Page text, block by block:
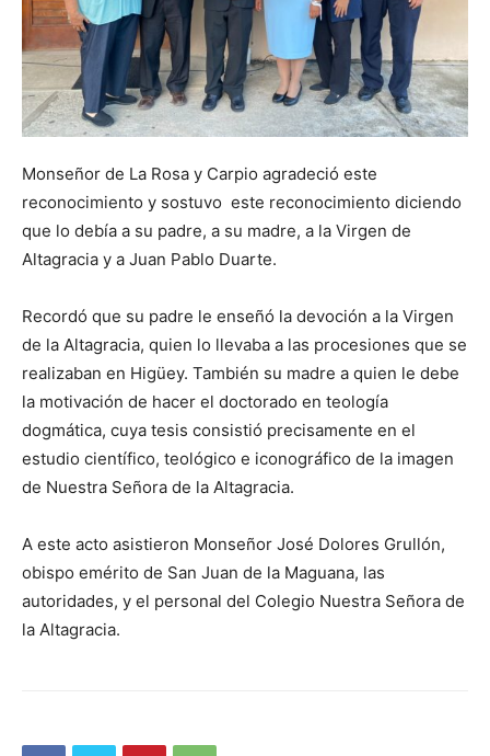
Monseñor de La Rosa y Carpio agradeció este
reconocimiento y sostuvo este reconocimiento diciendo
que lo debía a su padre, a su madre, a la Virgen de
Altagracia y a Juan Pablo Duarte.
Recordó que su padre le enseñó la devoción a la Virgen
de la Altagracia, quien lo llevaba a las procesiones que se
realizaban en Higüey. También su madre a quien le debe
la motivación de hacer el doctorado en teología
dogmática, cuya tesis consistió precisamente en el
estudio científico, teológico e iconográfico de la imagen
de Nuestra Señora de la Altagracia.
A este acto asistieron Monseñor José Dolores Grullón,
obispo emérito de San Juan de la Maguana, las
autoridades, y el personal del Colegio Nuestra Señora de
la Altagracia.